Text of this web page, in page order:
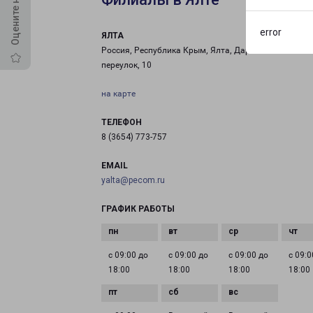
error
ЯЛТА
Россия, Республика Крым, Ялта, Дарсановский
переулок, 10
на карте
ТЕЛЕФОН
8 (3654) 773-757
EMAIL
yalta@pecom.ru
ГРАФИК РАБОТЫ
с 09:00 до
18:00
с 09:00 до
18:00
с 09:00 до
18:00
с
18:00